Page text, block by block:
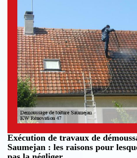
Exécution de travaux de
Saumejan : les raisons pour